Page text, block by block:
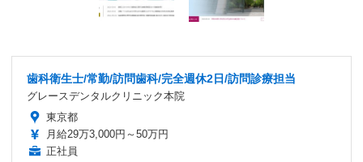
歯科衛生士/常勤/訪問歯科/完全週休2日/訪問診療担当
グレースデンタルクリニック本院
東京都
月給29万3,000円～50万円
正社員